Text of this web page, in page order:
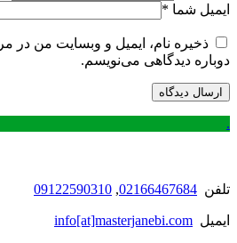
ایمیل شما *
ذخیره نام، ایمیل و وبسایت من در
دوباره دیدگاهی می‌نویسم.
.
تلفن 02166467684
,
09122590310
ایمیل info[at]masterjanebi.com